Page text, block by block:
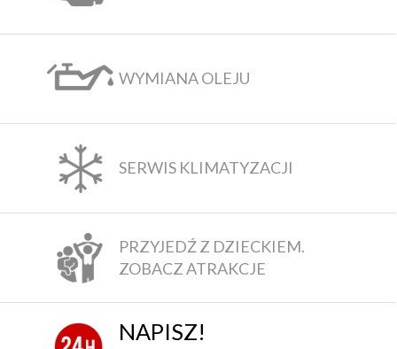
WYMIANA OLEJU
SERWIS KLIMATYZACJI
PRZYJEDŹ Z DZIECKIEM.
ZOBACZ ATRAKCJE
NAPISZ!